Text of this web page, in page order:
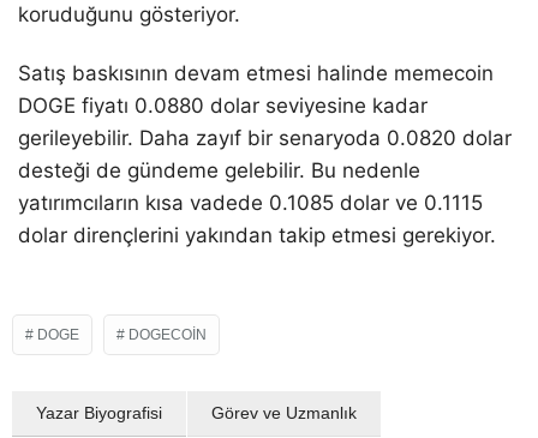
koruduğunu gösteriyor.
Satış baskısının devam etmesi halinde memecoin
DOGE fiyatı 0.0880 dolar seviyesine kadar
gerileyebilir. Daha zayıf bir senaryoda 0.0820 dolar
desteği de gündeme gelebilir. Bu nedenle
yatırımcıların kısa vadede 0.1085 dolar ve 0.1115
dolar dirençlerini yakından takip etmesi gerekiyor.
DOGE DOGECOIN
Yazar Biyografisi Görev ve Uzmanlık